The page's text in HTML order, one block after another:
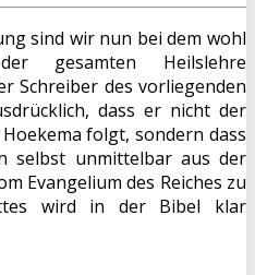
sind wir nun bei dem wohl
gesamten Heilslehre
Schreiber des vorliegenden
dass er nicht der
folgt, sondern dass
unmittelbar aus der
Evangelium des Reiches zu
wird in der Bibel klar